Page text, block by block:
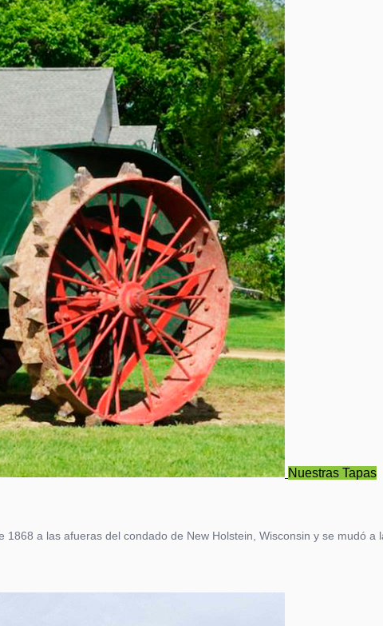
Nuestras Tapas
a las afueras del condado de New Holstein, Wisconsin y se mudó a